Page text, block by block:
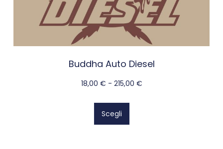
Buddha Auto Diesel
18,00 € - 215,00 €
Scegli